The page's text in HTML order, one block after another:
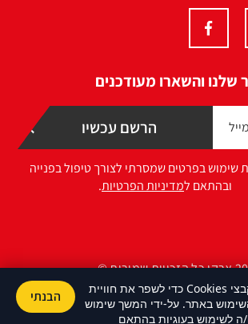
שלנו והשארו מעודכנים
שימוש בפרטים שמסרתי לצורך טיפול בפנייה
ובהתאם למדיניות הפרטיות.
שמורות ©
Design by Namelesspace
אנחנו משתמשים בקבצי Cookies כדי לשפר את חוויית
באתר. על-ידי המשך שימוש
לשימוש בעוגיות בהתאם
הבנתי